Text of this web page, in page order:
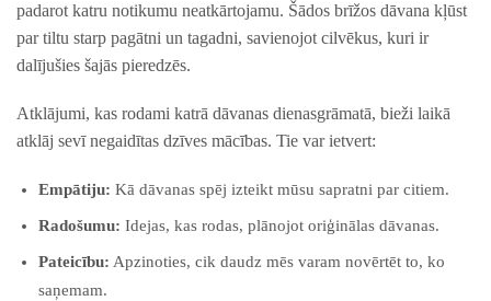
padarot katru notikumu neatkārtojamu. Šādos brīžos dāvana kļūst
par tiltu starp‍ pagātni un tagadni, ⁣savienojot cilvēkus, kuri ir
dalījušies šajās ⁢pieredzēs.
Atklājumi, kas rodami katrā dāvanas dienasgrāmatā, bieži laikā
atklāj sevī negaidītas dzīves mācības. Tie var ietvert:
Empātiju: Kā dāvanas spēj izteikt mūsu sapratni par citiem.
Radošumu: Idejas, kas rodas, plānojot oriģinālas dāvanas.
Pateicību: Apzinoties, cik daudz mēs varam novērtēt to, ko
saņemam.